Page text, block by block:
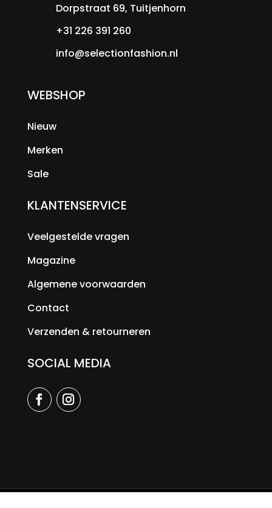
Dorpstraat 69, Tuitjenhorn
+31 226 391 260
info@selectionfashion.nl
WEBSHOP
Nieuw
Merken
Sale
KLANTENSERVICE
Veelgestelde vragen
Magazine
Algemene voorwaarden
Contact
Verzenden & retourneren
SOCIAL MEDIA